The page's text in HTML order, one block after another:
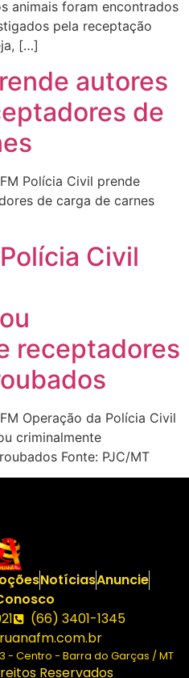
animais foram encontrados
pela receptação
[…]
autores
de
Polícia Civil prende
de carga de carnes
Civil
receptadores
Operação da Polícia Civil
criminalmente
Fonte: PJC/MT
NotíciasAnuncie
(66) 3401-1345
- Centro - Barra do Garças / MT
Reservados